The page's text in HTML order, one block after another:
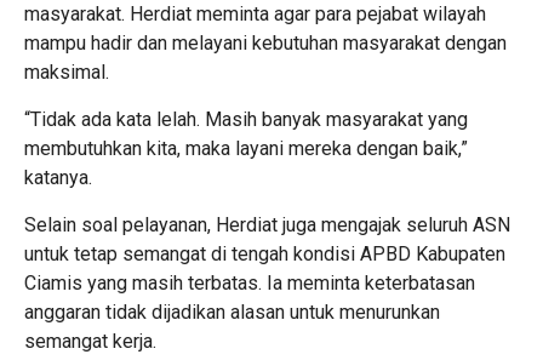
masyarakat. Herdiat meminta agar para pejabat wilayah
mampu hadir dan melayani kebutuhan masyarakat dengan
maksimal.
“Tidak ada kata lelah. Masih banyak masyarakat yang
membutuhkan kita, maka layani mereka dengan baik,”
katanya.
Selain soal pelayanan, Herdiat juga mengajak seluruh ASN
untuk tetap semangat di tengah kondisi APBD Kabupaten
Ciamis yang masih terbatas. Ia meminta keterbatasan
anggaran tidak dijadikan alasan untuk menurunkan
semangat kerja.